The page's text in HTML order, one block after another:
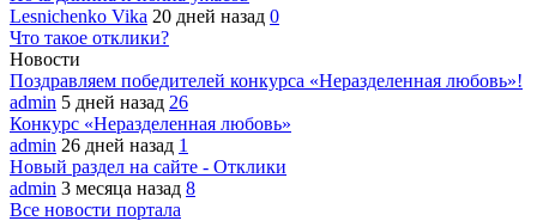
Lesnichenko Vika 20 дней назад 0
Что такое отклики?
Новости
Поздравляем победителей конкурса «Неразделенная любовь»!
admin 5 дней назад 26
Конкурс «Неразделенная любовь»
admin 26 дней назад 1
Новый раздел на сайте - Отклики
admin 3 месяца назад 8
Все новости портала